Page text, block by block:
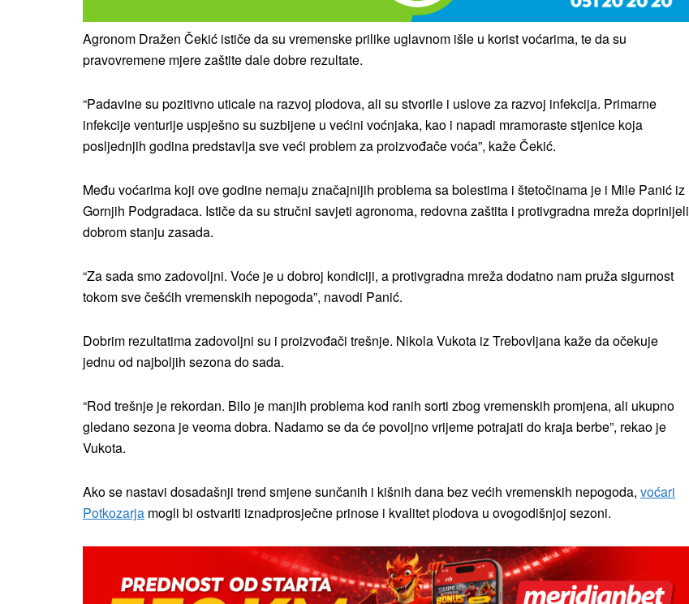
Agronom Dražen Čekić ističe da su vremenske prilike uglavnom išle u korist voćarima, te da su
pravovremene mjere zaštite dale dobre rezultate.
“Padavine su pozitivno uticale na razvoj plodova, ali su stvorile i uslove za razvoj infekcija. Primarne
infekcije venturije uspješno su suzbijene u većini voćnjaka, kao i napadi mramoraste stjenice koja
posljednjih godina predstavlja sve veći problem za proizvođače voća”, kaže Čekić.
Među voćarima koji ove godine nemaju značajnijih problema sa bolestima i štetočinama je i Mile Panić iz
Gornjih Podgradaca. Ističe da su stručni savjeti agronoma, redovna zaštita i protivgradna mreža doprinijeli
dobrom stanju zasada.
“Za sada smo zadovoljni. Voće je u dobroj kondiciji, a protivgradna mreža dodatno nam pruža sigurnost
tokom sve češćih vremenskih nepogoda”, navodi Panić.
Dobrim rezultatima zadovoljni su i proizvođači trešnje. Nikola Vukota iz Trebovljana kaže da očekuje
jednu od najboljih sezona do sada.
“Rod trešnje je rekordan. Bilo je manjih problema kod ranih sorti zbog vremenskih promjena, ali ukupno
gledano sezona je veoma dobra. Nadamo se da će povoljno vrijeme potrajati do kraja berbe”, rekao je
Vukota.
Ako se nastavi dosadašnji trend smjene sunčanih i kišnih dana bez većih vremenskih nepogoda, voćari
Potkozarja mogli bi ostvariti iznadprosječne prinose i kvalitet plodova u ovogodišnjoj sezoni.